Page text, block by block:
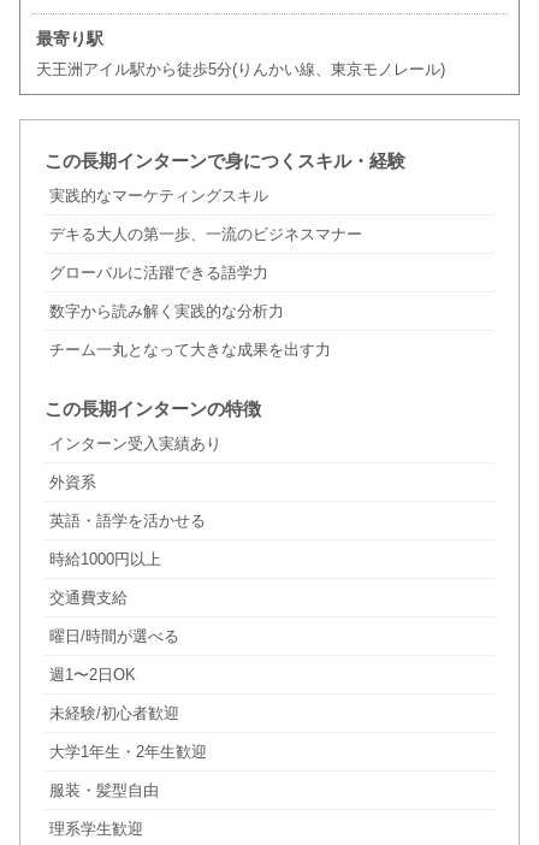
最寄り駅
天王洲アイル駅から徒歩5分(りんかい線、東京モノレール)
この長期インターンで身につくスキル・経験
実践的なマーケティングスキル
デキる大人の第一歩、一流のビジネスマナー
グローバルに活躍できる語学力
数字から読み解く実践的な分析力
チーム一丸となって大きな成果を出す力
この長期インターンの特徴
インターン受入実績あり
外資系
英語・語学を活かせる
時給1000円以上
交通費支給
曜日/時間が選べる
週1〜2日OK
未経験/初心者歓迎
大学1年生・2年生歓迎
服装・髪型自由
理系学生歓迎